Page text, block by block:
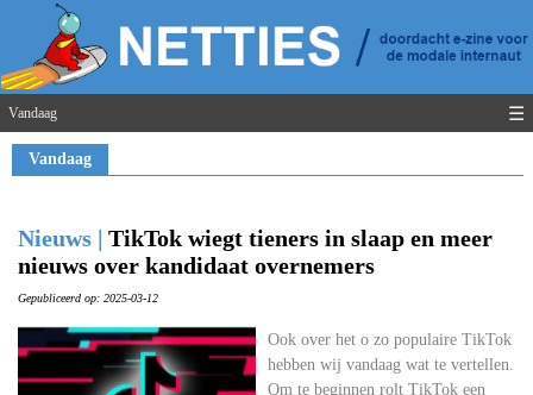
Vandaag ☰
Vandaag
Nieuws | TikTok wiegt tieners in slaap en meer
nieuws over kandidaat overnemers
Gepubliceerd op: 2025-03-12
Ook over het o zo populaire TikTok
hebben wij vandaag wat te vertellen.
Om te beginnen rolt TikTok een